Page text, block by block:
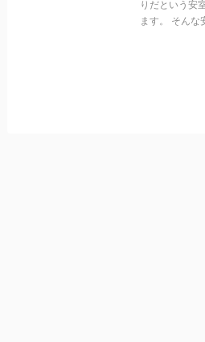
りだという安
ます。 そんな